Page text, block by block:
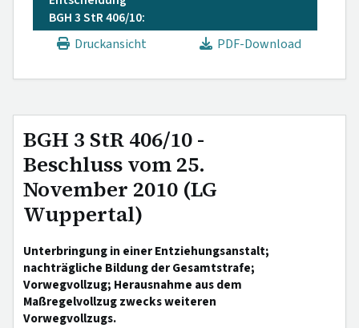
BGH 3 StR 406/10:
Druckansicht
PDF-Download
BGH 3 StR 406/10 -
Beschluss vom 25.
November 2010 (LG
Wuppertal)
Unterbringung in einer Entziehungsanstalt;
nachträgliche Bildung der Gesamtstrafe;
Vorwegvollzug; Herausnahme aus dem
Maßregelvollzug zwecks weiteren
Vorwegvollzugs.